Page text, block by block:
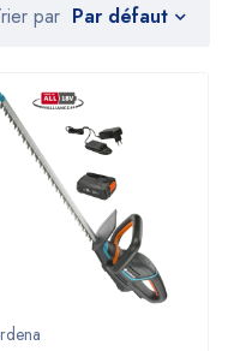
par Par défaut